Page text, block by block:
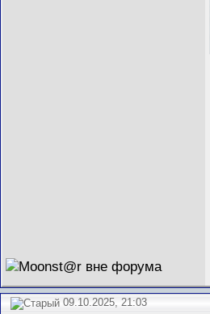
09.10.2025, 21:03